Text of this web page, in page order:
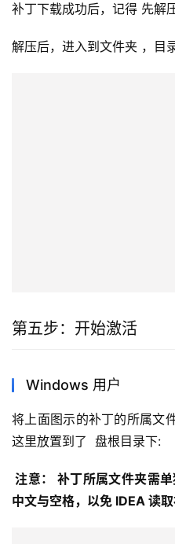
补丁下载成功后，记得 先解
解压后，进入到文件夹 ，目
第五步：开始激活
Windows 用户
将上面图示的补丁的所属文
这里放置到了  盘根目录下:
注意： 补丁所属文件夹需
中文与空格，以免 IDEA 读取